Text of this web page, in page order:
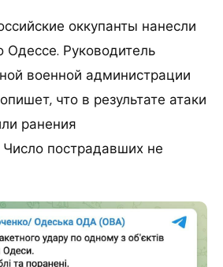
оккупанты нанесли
Одессе. Руководитель
военной администрации
что в результате атаки
ранения
пострадавших не